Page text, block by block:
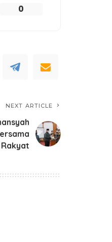
0
NEXT ARTICLE
Rakyat